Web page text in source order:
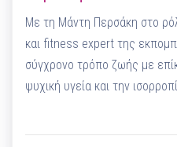
Με τη Μάντη Περσάκη στο
και fitness expert της
σύγχρονο τρόπο ζωής με
ψυχική υγεία και την